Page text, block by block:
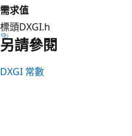
需求值
標頭DXGI.h
另請參閱
DXGI 常數